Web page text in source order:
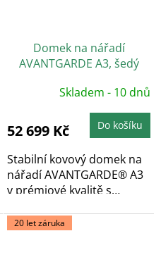
Domek na nářadí
AVANTGARDE A3, šedý
Skladem - 10 dnů
52 699 Kč Do košíku
Stabilní kovový domek na
nářadí AVANTGARDE® A3
v prémiové kvalitě s
20 let záruka